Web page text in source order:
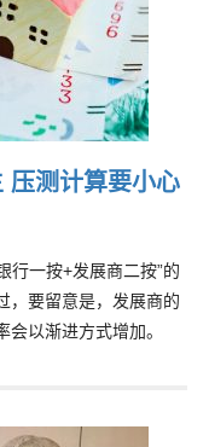
压测计算要小心
行一按+发展商二按”的
，要留意是，发展商的
以渐进方式增加。